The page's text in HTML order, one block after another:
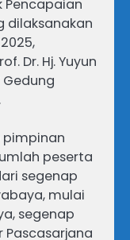
Pencapaian
dilaksanakan
Dr. Hj. Yuyun
Gedung
pimpinan
peserta
segenap
mulai
segenap
Pascasarjana